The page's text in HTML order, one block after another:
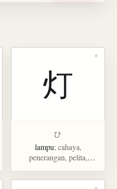
灯
ひ
lampu; cahaya,
penerangan, pelita,